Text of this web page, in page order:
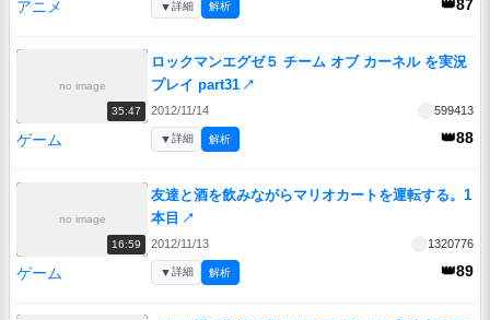
アニメ 👑87
▼詳細 解析
no image
35:47
ロックマンエグゼ５ チーム オブ カーネル を実況
プレイ part31 ↗
2012/11/14 599413
ゲーム 👑88
▼詳細 解析
no image
16:59
友達と酒を飲みながらマリオカートを運転する。1
本目 ↗
2012/11/13 1320776
ゲーム 👑89
▼詳細 解析